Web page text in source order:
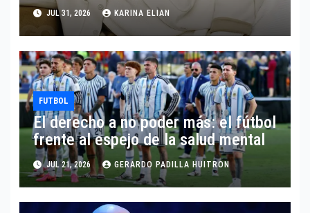
SARTORIA DE DOLCE & GABBANA
TRAS EL MUNDIAL 2026
JUL 31, 2026 KARINA ELIAN
FUTBOL
El derecho a no poder más: el fútbol
frente al espejo de la salud mental
JUL 21, 2026 GERARDO PADILLA HUITRON